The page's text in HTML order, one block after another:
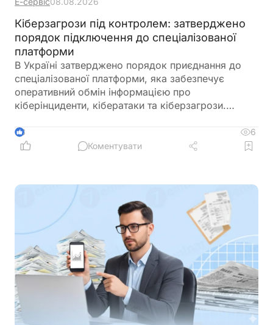
Кіберзагрози під контролем: затверджено
порядок підключення до спеціалізованої
платформи
В Україні затверджено порядок приєднання до
спеціалізованої платформи, яка забезпечує
оперативний обмін інформацією про
кіберінциденти, кібератаки та кіберзагрози.
між державними органами, операторами
критичної інфраструктури та іншими суб’єктами
3
6
Коментувати